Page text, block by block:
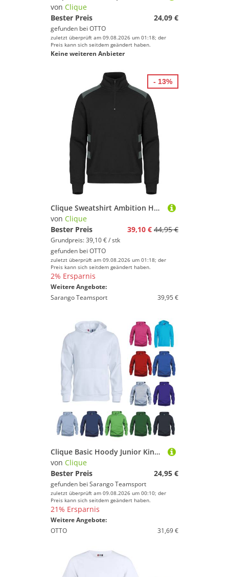
von Clique
Bester Preis
24,09 €
gefunden bei OTTO
zuletzt überprüft am 09.08.2026 um 01:18; der
Preis kann sich seitdem geändert haben.
Keine weiteren Anbieter
Clique Sweatshirt Ambition Half Zip
von Clique
Bester Preis
39,10 € 44,95 €
Grundpreis: 39,10 € / stk
gefunden bei OTTO
zuletzt überprüft am 09.08.2026 um 01:18; der
Preis kann sich seitdem geändert haben.
2% Ersparnis
Weitere Angebote:
Sarango Teamsport
39,95 €
- 13%
Clique Basic Hoody Junior Kinder
von Clique
Bester Preis
24,95 €
gefunden bei Sarango Teamsport
zuletzt überprüft am 09.08.2026 um 00:10; der
Preis kann sich seitdem geändert haben.
21% Ersparnis
Weitere Angebote:
OTTO
31,69 €